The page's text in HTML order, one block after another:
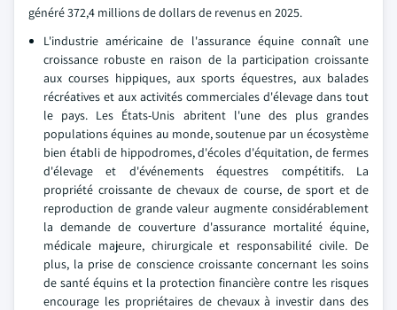
généré 372,4 millions de dollars de revenus en 2025.
L'industrie américaine de l'assurance équine connaît une
croissance robuste en raison de la participation croissante
aux courses hippiques, aux sports équestres, aux balades
récréatives et aux activités commerciales d'élevage dans tout
le pays. Les États-Unis abritent l'une des plus grandes
populations équines au monde, soutenue par un écosystème
bien établi de hippodromes, d'écoles d'équitation, de fermes
d'élevage et d'événements équestres compétitifs. La
propriété croissante de chevaux de course, de sport et de
reproduction de grande valeur augmente considérablement
la demande de couverture d'assurance mortalité équine,
médicale majeure, chirurgicale et responsabilité civile. De
plus, la prise de conscience croissante concernant les soins
de santé équins et la protection financière contre les risques
encourage les propriétaires de chevaux à investir dans des